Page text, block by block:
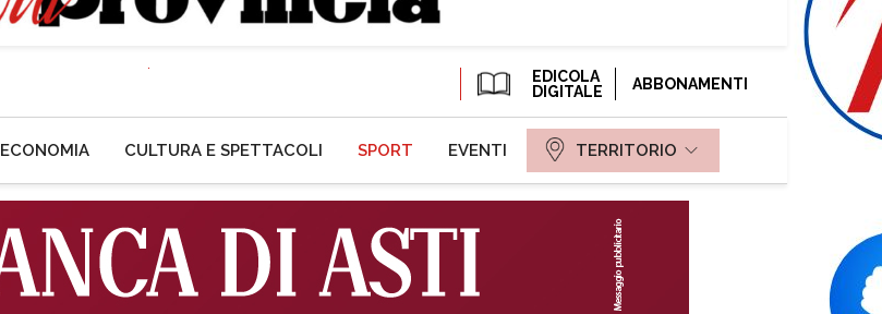
EDICOLA
DIGITALE
ABBONAMENTI
ECONOMIA CULTURA E SPETTACOLI SPORT EVENTI TERRITORIO